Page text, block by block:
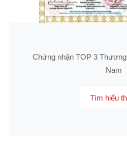
Chứng nhận TOP 3
Nam
Tìm hiểu